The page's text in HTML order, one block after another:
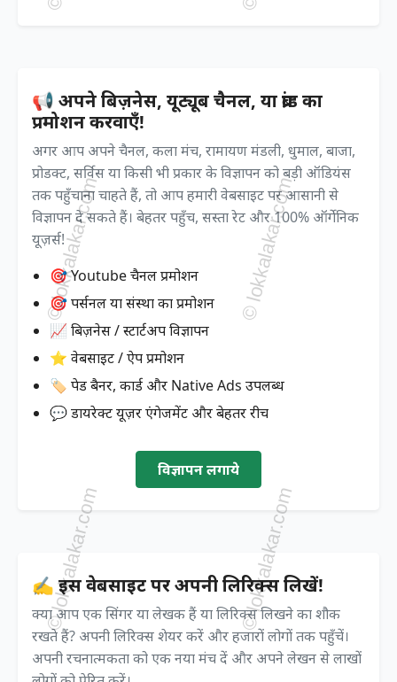
📢 अपने बिज़नेस, यूट्यूब चैनल, या ब्रांड का
प्रमोशन करवाएँ!
अगर आप अपने चैनल, कला मंच, रामायण मंडली, धुमाल, बाजा,
प्रोडक्ट, सर्विस या किसी भी प्रकार के विज्ञापन को बड़ी ऑडियंस
तक पहुँचाना चाहते हैं, तो आप हमारी वेबसाइट पर आसानी से
विज्ञापन दे सकते हैं। बेहतर पहुँच, सस्ता रेट और 100% ऑर्गेनिक
यूज़र्स!
🎯 Youtube चैनल प्रमोशन
🎯 पर्सनल या संस्था का प्रमोशन
📈 बिज़नेस / स्टार्टअप विज्ञापन
⭐ वेबसाइट / ऐप प्रमोशन
🏷️ पेड बैनर, कार्ड और Native Ads उपलब्ध
💬 डायरेक्ट यूज़र एंगेजमेंट और बेहतर रीच
विज्ञापन लगाये
✍️ इस वेबसाइट पर अपनी लिरिक्स लिखें!
क्या आप एक सिंगर या लेखक हैं या लिरिक्स लिखने का शौक
रखते हैं? अपनी लिरिक्स शेयर करें और हजारों लोगों तक पहुँचें।
अपनी रचनात्मकता को एक नया मंच दें और अपने लेखन से लाखों